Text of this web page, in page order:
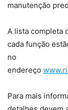
manutenção
A lista completa
cada função
no
endereço
Para mais